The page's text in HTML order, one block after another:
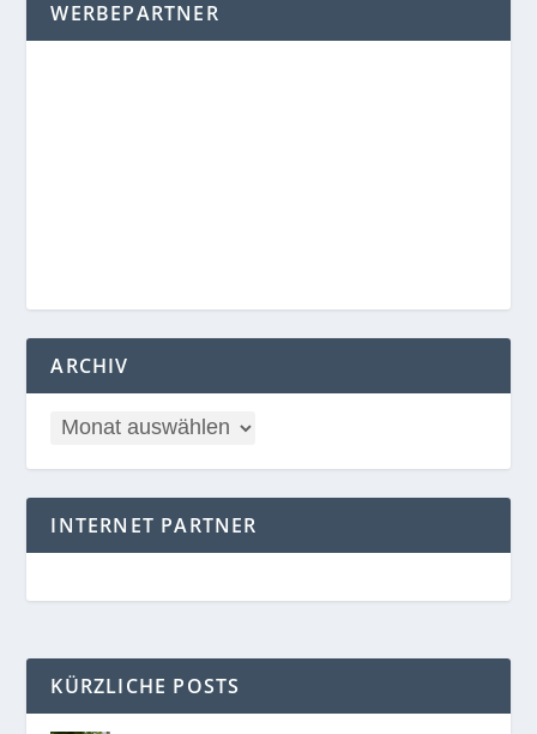
WERBEPARTNER
ARCHIV
INTERNET PARTNER
KÜRZLICHE POSTS